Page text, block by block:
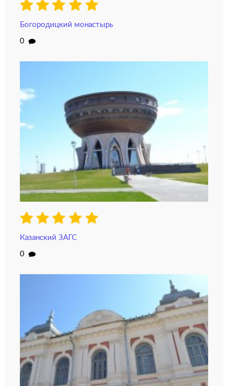
Богородицкий монастырь
0
Казанский ЗАГС
0